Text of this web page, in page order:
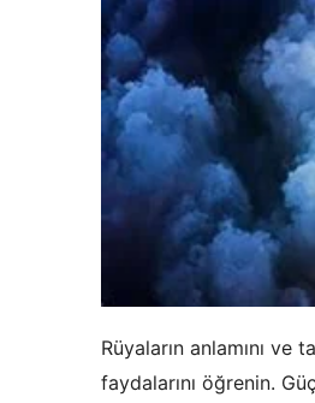
Rüyaların anlamını
faydalarını öğrenin.